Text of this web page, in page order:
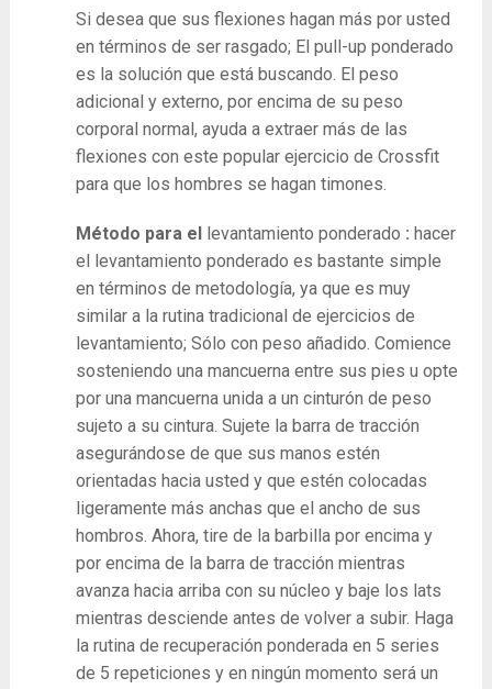
Si desea que sus flexiones hagan más por usted
en términos de ser rasgado; El pull-up ponderado
es la solución que está buscando. El peso
adicional y externo, por encima de su peso
corporal normal, ayuda a extraer más de las
flexiones con este popular ejercicio de Crossfit
para que los hombres se hagan timones.
Método para ellevantamiento ponderado : hacer
el levantamiento ponderado es bastante simple
en términos de metodología, ya que es muy
similar a la rutina tradicional de ejercicios de
levantamiento; Sólo con peso añadido. Comience
sosteniendo una mancuerna entre sus pies u opte
por una mancuerna unida a un cinturón de peso
sujeto a su cintura. Sujete la barra de tracción
asegurándose de que sus manos estén
orientadas hacia usted y que estén colocadas
ligeramente más anchas que el ancho de sus
hombros. Ahora, tire de la barbilla por encima y
por encima de la barra de tracción mientras
avanza hacia arriba con su núcleo y baje los lats
mientras desciende antes de volver a subir. Haga
la rutina de recuperación ponderada en 5 series
de 5 repeticiones y en ningún momento será un